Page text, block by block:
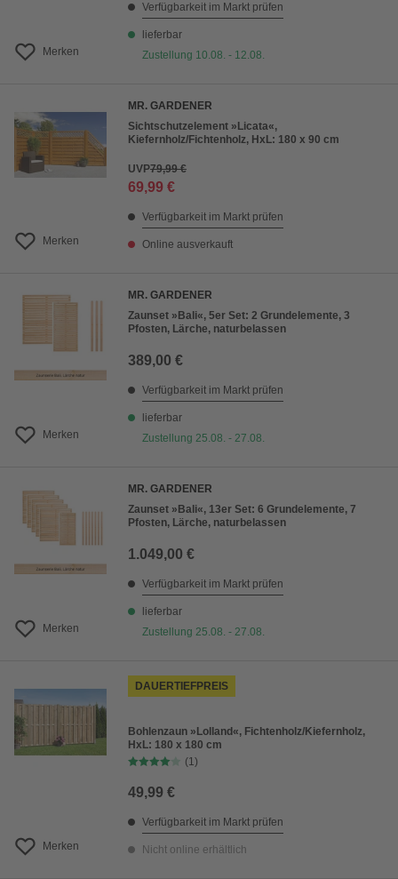
Merken
Verfügbarkeit im Markt prüfen
lieferbar
Zustellung 10.08. - 12.08.
Merken
MR. GARDENER
Sichtschutzelement »Licata«,
Kiefernholz/Fichtenholz, HxL: 180 x 90 cm
UVP79,99 €
69,99 €
Verfügbarkeit im Markt prüfen
Online ausverkauft
Merken
MR. GARDENER
Zaunset »Bali«, 5er Set: 2 Grundelemente, 3
Pfosten, Lärche, naturbelassen
389,00 €
Verfügbarkeit im Markt prüfen
lieferbar
Zustellung 25.08. - 27.08.
Merken
MR. GARDENER
Zaunset »Bali«, 13er Set: 6 Grundelemente, 7
Pfosten, Lärche, naturbelassen
1.049,00 €
Verfügbarkeit im Markt prüfen
lieferbar
Zustellung 25.08. - 27.08.
Merken
DAUERTIEFPREIS
Bohlenzaun »Lolland«, Fichtenholz/Kiefernholz,
HxL: 180 x 180 cm
(1)
49,99 €
Verfügbarkeit im Markt prüfen
Nicht online erhältlich